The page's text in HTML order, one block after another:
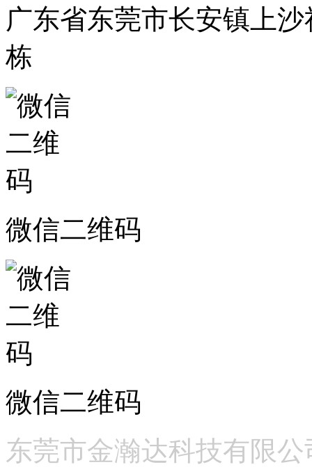
广东省东莞市长安镇上
栋
微信二维码
微信二维码
东莞市金瀚达科技有限